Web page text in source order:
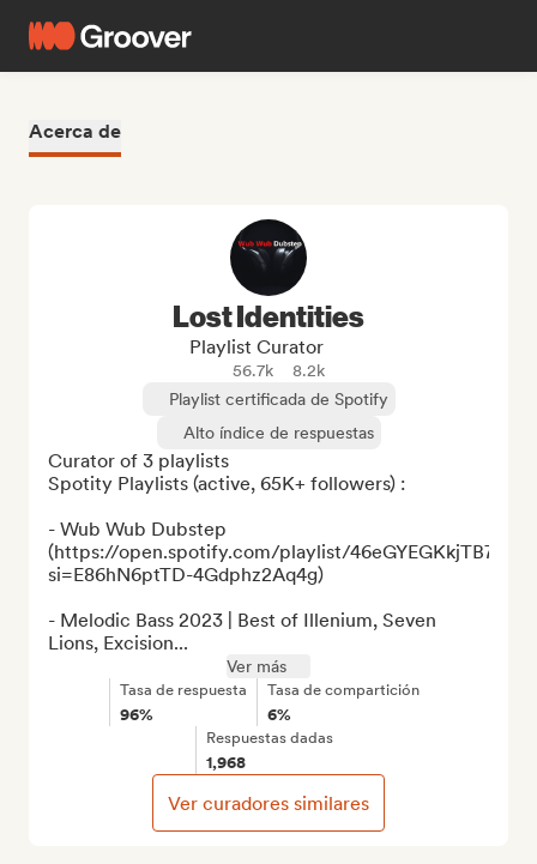
Acerca de
Lost Identities
Playlist Curator
56.7k
8.2k
Playlist certificada de Spotify
Alto índice de respuestas
Curator of 3 playlists
Spotity Playlists (active, 65K+ followers) :
- Wub Wub Dubstep
(https://open.spotify.com/playlist/
si=E86hN6ptTD-4Gdphz2Aq4g)
- Melodic Bass 2023 | Best of Illenium, Seven
Lions, Excision...
Ver más
Tasa de respuesta
96%
Tasa de compartición
6%
Respuestas dadas
1,968
Ver curadores similares